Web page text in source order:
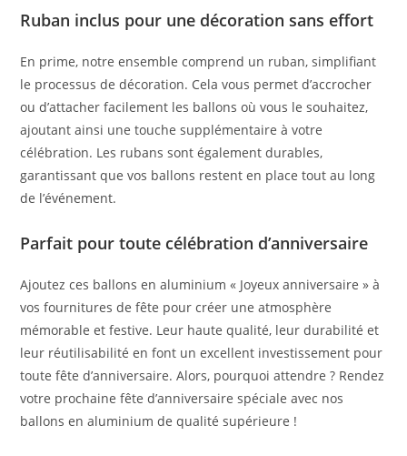
Ruban inclus pour une décoration sans effort
En prime, notre ensemble comprend un ruban, simplifiant
le processus de décoration. Cela vous permet d’accrocher
ou d’attacher facilement les ballons où vous le souhaitez,
ajoutant ainsi une touche supplémentaire à votre
célébration. Les rubans sont également durables,
garantissant que vos ballons restent en place tout au long
de l’événement.
Parfait pour toute célébration d’anniversaire
Ajoutez ces ballons en aluminium « Joyeux anniversaire » à
vos fournitures de fête pour créer une atmosphère
mémorable et festive. Leur haute qualité, leur durabilité et
leur réutilisabilité en font un excellent investissement pour
toute fête d’anniversaire. Alors, pourquoi attendre ? Rendez
votre prochaine fête d’anniversaire spéciale avec nos
ballons en aluminium de qualité supérieure !